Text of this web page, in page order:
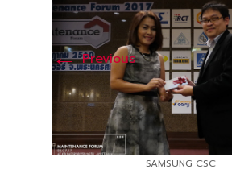
←Previous
SAMSUNG CSC